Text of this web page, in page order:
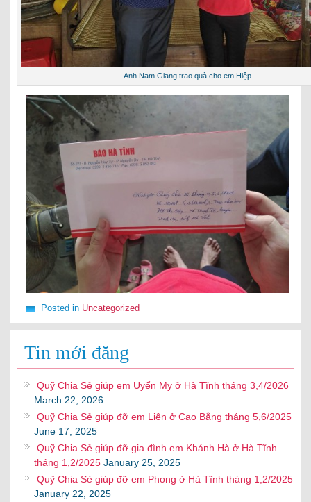
Anh Nam Giang trao quà cho em Hiệp
Posted in Uncategorized
Tin mới đăng
Quỹ Chia Sẻ giúp em Uyển My ở Hà Tĩnh tháng 3,4/2026
March 22, 2026
Quỹ Chia Sẻ giúp đỡ em Liên ở Cao Bằng tháng 5,6/2025
June 17, 2025
Quỹ Chia Sẻ giúp đỡ gia đình em Khánh Hà ở Hà Tĩnh
tháng 1,2/2025 January 25, 2025
Quỹ Chia Sẻ giúp đỡ em Phong ở Hà Tĩnh tháng 1,2/2025
January 22, 2025